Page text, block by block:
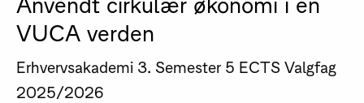
VUCA verden
Erhvervsakademi 3. Semester 5 ECTS Valgfag
2025/2026